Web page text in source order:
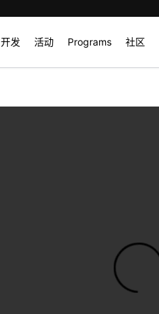
开发 活动 Programs 社区